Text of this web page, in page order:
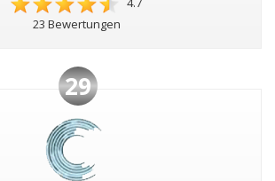
23 Bewertungen
29